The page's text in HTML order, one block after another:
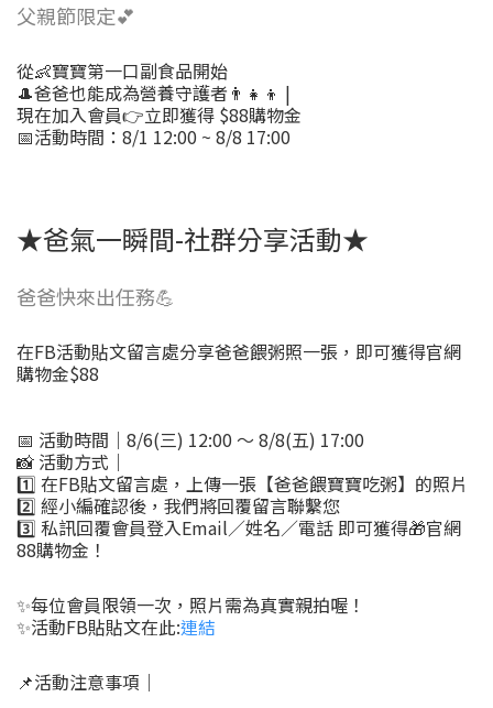
父親節限定💕
從👶寶寶第一口副食品開始
🎩爸爸也能成為營養守護者👨‍👧‍👦 |
現在加入會員👉立即獲得 $88購物金
📅活動時間：8/1 12:00 ~ 8/8 17:00
★爸氣一瞬間-社群分享活動★
爸爸快來出任務💪
在FB活動貼文留言處分享爸爸餵粥照一張，即可獲得官網
購物金$88
📅 活動時間｜8/6(三) 12:00 ～ 8/8(五) 17:00
📸 活動方式｜
1️⃣ 在FB貼文留言處，上傳一張【爸爸餵寶寶吃粥】的照片
2️⃣ 經小編確認後，我們將回覆留言聯繫您
3️⃣ 私訊回覆會員登入Email／姓名／電話 即可獲得🎁官網
88購物金！
✨每位會員限領一次，照片需為真實親拍喔！
✨活動FB貼貼文在此:連結
📌活動注意事項｜